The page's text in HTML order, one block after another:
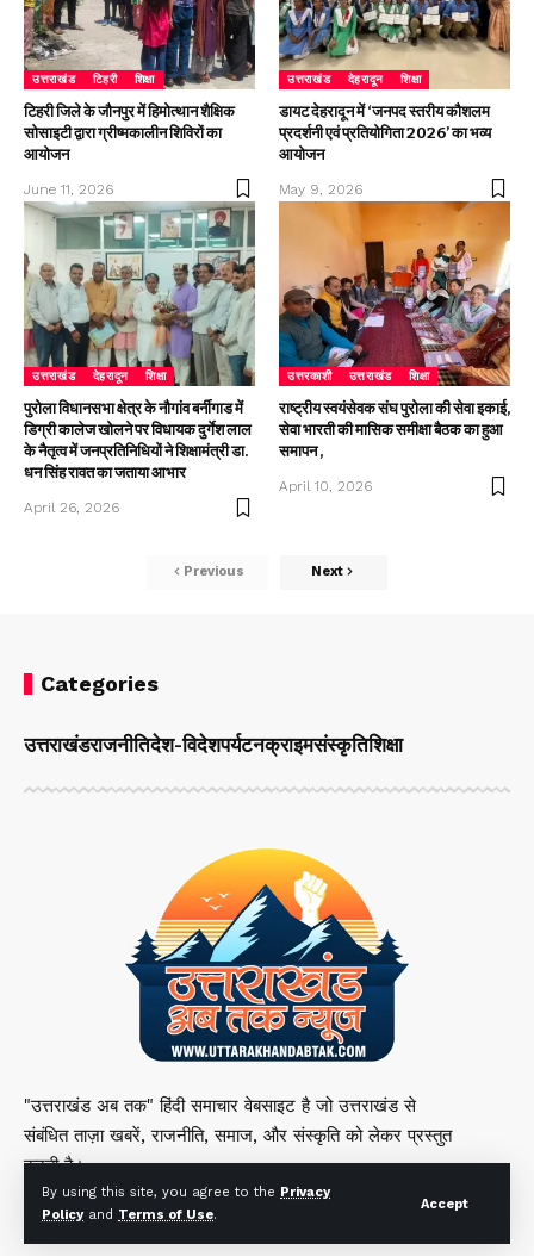
By using this site, you agree to the Privacy
Policyand Terms of Use.
Accept
उत्तराखंड टिहरी शिक्षा
टिहरी जिले के जौनपुर में हिमोत्थान शैक्षिक
सोसाइटी द्वारा ग्रीष्मकालीन शिविरों का
आयोजन
June 11, 2026
उत्तराखंड देहरादून शिक्षा
डायट देहरादून में ‘जनपद स्तरीय कौशलम
प्रदर्शनी एवं प्रतियोगिता 2026’ का भव्य
आयोजन
May 9, 2026
उत्तराखंड देहरादून शिक्षा
पुरोला विधानसभा क्षेत्र के नौगांव बर्नीगाड में
डिग्री कालेज खोलने पर विधायक दुर्गेश लाल
के नैतृत्व में जनप्रतिनिधियों ने शिक्षामंत्री डा.
धन सिंह रावत का जताया आभार
April 26, 2026
उत्तरकाशी उत्तराखंड शिक्षा
राष्ट्रीय स्वयंसेवक संघ पुरोला की सेवा इकाई,
सेवा भारती की मासिक समीक्षा बैठक का हुआ
समापन ,
April 10, 2026
Previous Next
Categories
उत्तराखंडराजनीतिदेश-विदेशपर्यटनक्राइमसंस्कृतिशिक्षा
"उत्तराखंड अब तक" हिंदी समाचार वेबसाइट है जो उत्तराखंड से
संबंधित ताज़ा खबरें, राजनीति, समाज, और संस्कृति को लेकर प्रस्तुत
करती है।